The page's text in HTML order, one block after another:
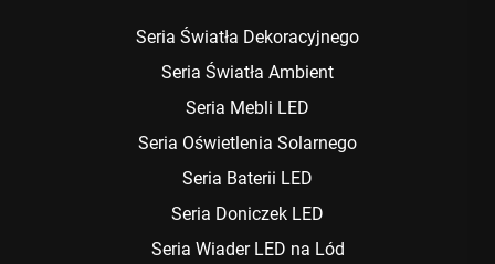
Seria Światła Dekoracyjnego
Seria Światła Ambient
Seria Mebli LED
Seria Oświetlenia Solarnego
Seria Baterii LED
Seria Doniczek LED
Seria Wiader LED na Lód